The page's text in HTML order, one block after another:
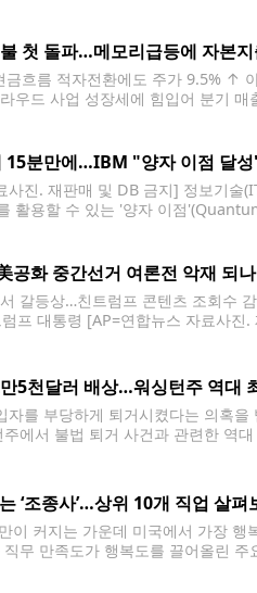
첫 돌파…메모리급등에 자본
흐름 적자전환에도 주가 9.5% ↑
우드 사업 성장세에 힘입어 분기
15분만에…IBM "양자 이점 달
진. 재판매 및 DB 금지] 정보기술
활용할 수 있는 '양자 이점
공화 중간선거 여론전 악재 되나
갈등상…친트럼프 콘텐츠 조회수
프 대통령 [AP=연합뉴스 자료사
5천달러 배상…워싱턴주 역대
자를 부당하게 퇴거시켰다는 의혹
에서 불법 퇴거 사건과 관련한 역
‘조종사’…상위 10개 직업 살펴
이 커지는 가운데 미국에서 가장
무 만족도가 행복도를 끌어올린